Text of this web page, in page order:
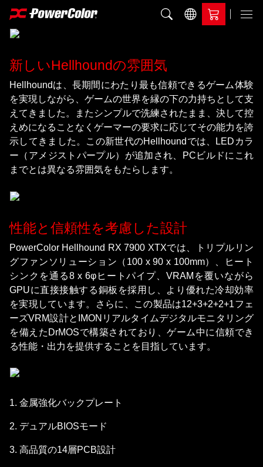
比較に追加 Menu
新しいHellhoundの雰囲気
Hellhoundは、長期間にわたり最も信頼できるゲーム体験
を実現しながら、ゲームの世界を縁の下の力持ちとして支
えてきました。またシンプルで洗練されたまま、決して控
えめになることなくゲーマーの要求に応じてその能力を誇
示してきました。この新世代のHellhoundでは、LEDカラ
ー（アメジストパープル）が追加され、PCビルドにこれ
までとは異なる雰囲気をもたらします。
性能と信頼性を考慮した設計
PowerColor Hellhound RX 7900 XTXでは、トリプルリン
グファンソリューション（100 x 90 x 100mm）、ヒート
シンクを通る8 x 6φヒートパイプ、VRAMを覆いながら
GPUに直接接触する銅板を採用し、より優れた冷却効率
を実現しています。さらに、この製品は12+3+2+2+1フェ
ーズVRM設計とIMONリアルタイムデジタルモニタリング
を備えたDrMOSで構築されており、ゲーム中に信頼でき
る性能・出力を提供することを目指しています。
1. 金属強化バックプレート
2. デュアルBIOSモード
3. 高品質の14層PCB設計